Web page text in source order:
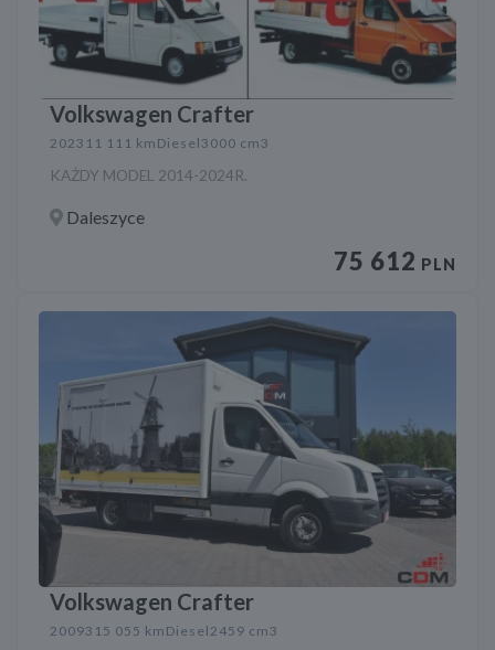
Volkswagen Crafter
2023 11 111 km Diesel3000 cm3
KAŻDY MODEL 2014-2024R.
Daleszyce
75 612 PLN
Volkswagen Crafter
2009315 055 km Diesel2459 cm3